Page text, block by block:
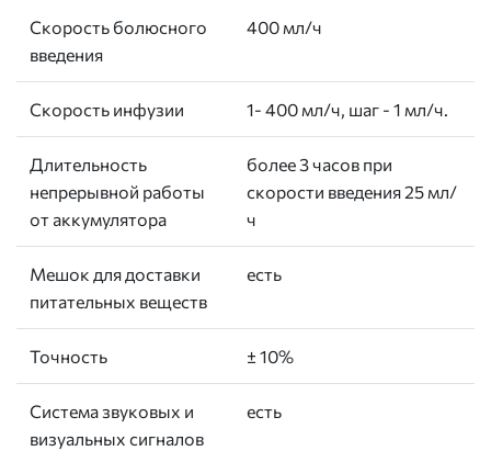
Скорость болюсного
введения
400 мл/ч
Скорость инфузии 1- 400 мл/ч, шаг - 1 мл/ч.
Длительность
непрерывной работы
от аккумулятора
более 3 часов при
скорости введения 25 мл/
ч
Мешок для доставки
питательных веществ
есть
Точность ± 10%
Система звуковых и
визуальных сигналов
есть